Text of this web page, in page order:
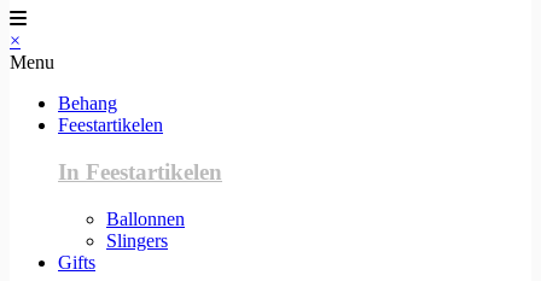
×
Menu
Behang
Feestartikelen
In Feestartikelen
Ballonnen
Slingers
Gifts